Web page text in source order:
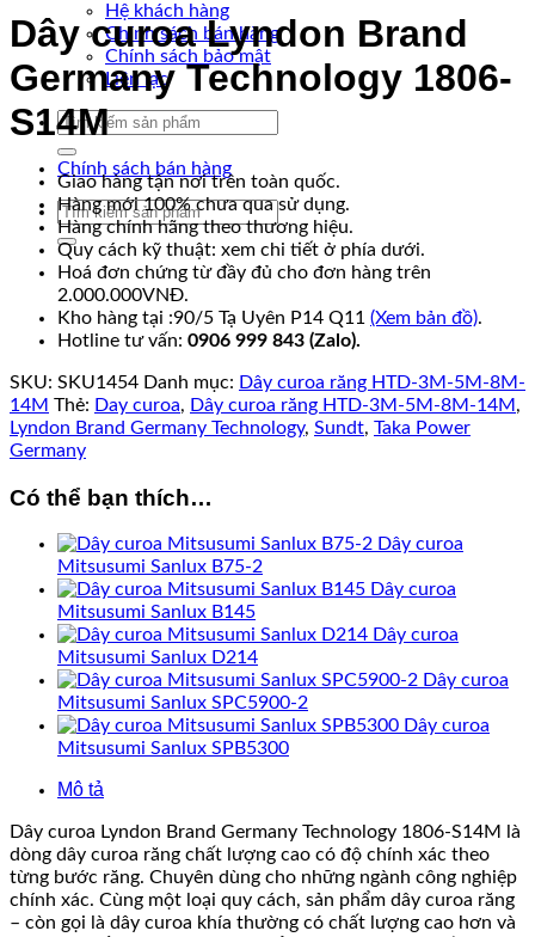
Hệ khách hàng
Chính sách bán hàng
Chính sách bảo mật
Liên lạc
Tìm
Chính sách bán hàng
Tìm
kiếm:
Dây curoa Lyndon Brand
Germany Technology 1806-
S14M
Giao hàng tận nơi trên toàn quốc.
Hàng mới 100% chưa qua sử dụng.
Hàng chính hãng theo thương hiệu.
Quy cách kỹ thuật: xem chi tiết ở phía dưới.
Hoá đơn chứng từ đầy đủ cho đơn hàng trên
2.000.000VNĐ.
Kho hàng tại :90/5 Tạ Uyên P14 Q11 (Xem bản đồ).
Hotline tư vấn: 0906 999 843 (Zalo).
SKU: SKU1454 Danh mục: Dây curoa răng HTD-3M-5M-8M-
14M Thẻ: Day curoa, Dây curoa răng HTD-3M-5M-8M-14M ,
Lyndon Brand Germany Technology, Sundt, Taka Power
Germany
Có thể bạn thích…
Dây curoa
Mitsusumi Sanlux B75-2
Dây curoa
Mitsusumi Sanlux B145
Dây curoa
Mitsusumi Sanlux D214
Dây curoa
Mitsusumi Sanlux SPC5900-2
Dây curoa
Mitsusumi Sanlux SPB5300
Mô tả
Dây curoa Lyndon Brand Germany Technology 1806-S14M là
dòng dây curoa răng chất lượng cao có độ chính xác theo
từng bước răng. Chuyên dùng cho những ngành công nghiệp
chính xác. Cùng một loại quy cách, sản phẩm dây curoa răng
– còn gọi là dây curoa khía thường có chất lượng cao hơn và